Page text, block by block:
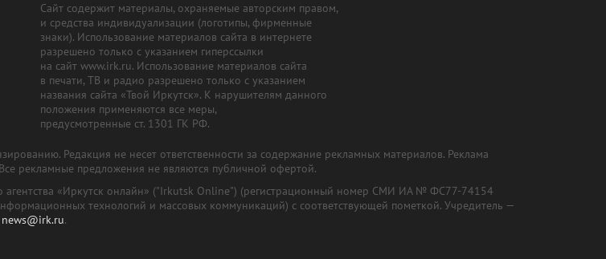
Сайт содержит материалы, охраняемые авторским правом,
и средства индивидуализации (логотипы, фирменные
знаки). Использование материалов сайта в интернете
разрешено только с указанием гиперссылки
на сайт www.irk.ru. Использование материалов сайта
в печати, ТВ и радио разрешено только с указанием
названия сайта «Твой Иркутск». К нарушителям данного
положения применяются все меры,
предусмотренные ст. 1301 ГК РФ.
Редакция не несет ответственности за содержание рекламных материалов. Реклама
рекламные предложения не являются публичной офертой.
«Иркутск онлайн» ("Irkutsk Online") (регистрационный номер СМИ ИА № ФС77-74154
технологий и массовых коммуникаций) с соответствующей пометкой. Учредитель —
news@irk.ru.